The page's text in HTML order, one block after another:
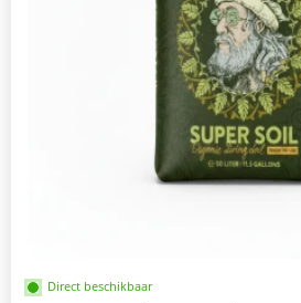
Direct beschikbaar